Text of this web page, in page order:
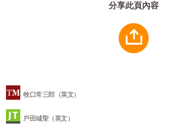
牧口常三郎（英文）
戶田城聖（英文）
分享此頁內容